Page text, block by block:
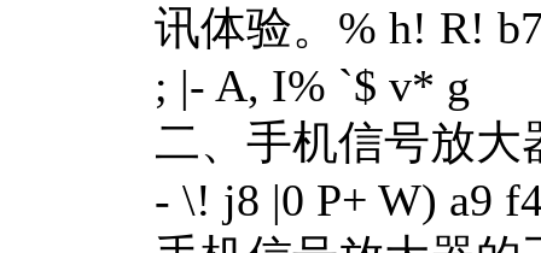
讯体验。 % h! R!
; |- A, I% `$ v* g
二、手机信号放大
- \! j8 |0 P+ W) a9